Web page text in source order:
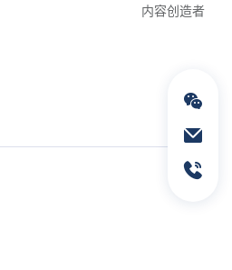
内容创造者
service@geeksend.com